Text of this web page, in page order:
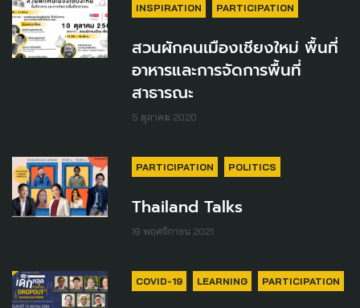
INSPIRATION PARTICIPATION
สวนผักคนเมืองเชียงใหม่ พื้นที่
อาหารและการจัดการพื้นที่
สาธารณะ
5 ตุลาคม 2020
PARTICIPATION POLITICS
Thailand Talks
19 พฤศจิกายน 2021
COVID-19 LEARNING PARTICIPATION